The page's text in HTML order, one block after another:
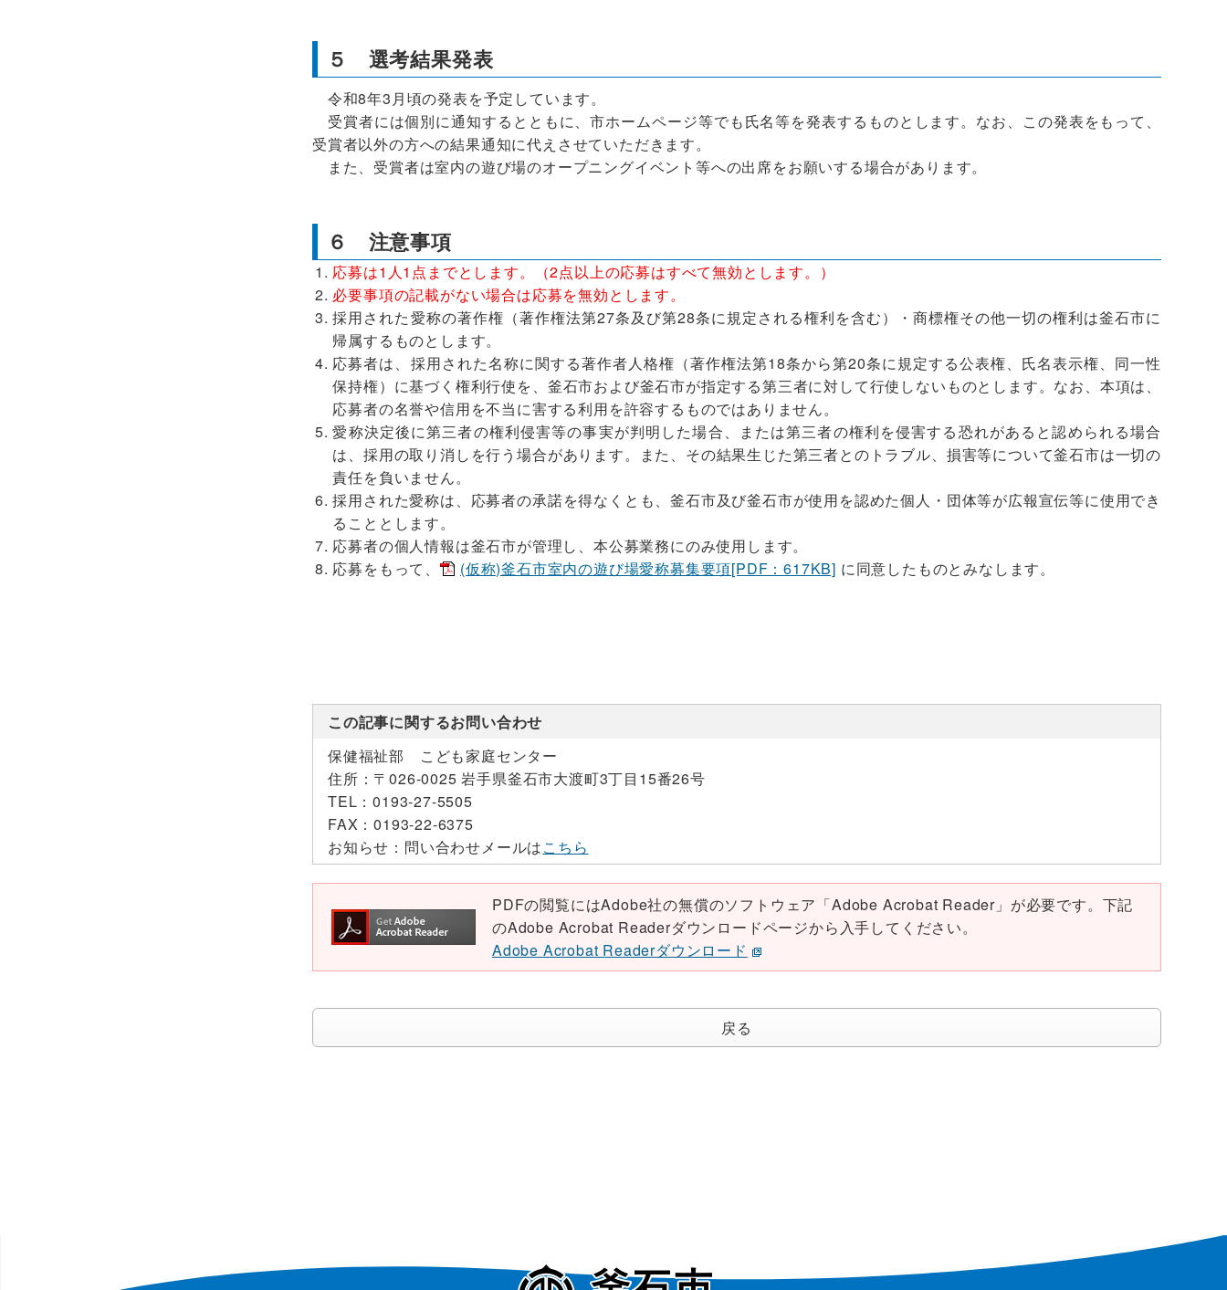
５ 選考結果発表
令和8年3月頃の発表を予定しています。
受賞者には個別に通知するとともに、市ホームページ等でも氏名等を発表するものとします。なお、この発表をもって、
受賞者以外の方への結果通知に代えさせていただきます。
また、受賞者は室内の遊び場のオープニングイベント等への出席をお願いする場合があります。
６ 注意事項
応募は1人1点までとします。（2点以上の応募はすべて無効とします。）
必要事項の記載がない場合は応募を無効とします。
採用された愛称の著作権（著作権法第27条及び第28条に規定される権利を含む）・商標権その他一切の権利は釜石市に
帰属するものとします。
応募者は、採用された名称に関する著作者人格権（著作権法第18条から第20条に規定する公表権、氏名表示権、同一性
保持権）に基づく権利行使を、釜石市および釜石市が指定する第三者に対して行使しないものとします。なお、本項は、
応募者の名誉や信用を不当に害する利用を許容するものではありません。
愛称決定後に第三者の権利侵害等の事実が判明した場合、または第三者の権利を侵害する恐れがあると認められる場合
は、採用の取り消しを行う場合があります。また、その結果生じた第三者とのトラブル、損害等について釜石市は一切の
責任を負いません。
採用された愛称は、応募者の承諾を得なくとも、釜石市及び釜石市が使用を認めた個人・団体等が広報宣伝等に使用でき
ることとします。
応募者の個人情報は釜石市が管理し、本公募業務にのみ使用します。
応募をもって、
(仮称)釜石市室内の遊び場愛称募集要項[PDF：617KB] に同意したものとみなします。
この記事に関するお問い合わせ
保健福祉部 こども家庭センター
住所： 〒026-0025 岩手県釜石市大渡町3丁目15番26号
TEL：0193-27-5505
FAX：0193-22-6375
お知らせ： 問い合わせメールはこちら
PDFの閲覧にはAdobe社の無償のソフトウェア「Adobe Acrobat Reader」が必要です。下記
のAdobe Acrobat Readerダウンロードページから入手してください。
Adobe Acrobat Readerダウンロード
戻る